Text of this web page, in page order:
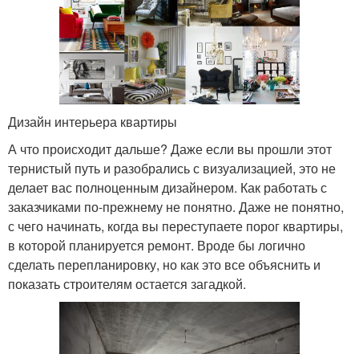
Дизайн интерьера квартиры
А что происходит дальше? Даже если вы прошли этот
тернистый путь и разобрались с визуализацией, это не
делает вас полноценным дизайнером. Как работать с
заказчиками по-прежнему не понятно. Даже не понятно,
с чего начинать, когда вы переступаете порог квартиры,
в которой планируется ремонт. Вроде бы логично
сделать перепланировку, но как это все объяснить и
показать строителям остается загадкой.